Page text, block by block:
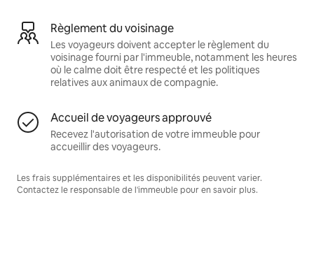
Règlement du voisinage
Les voyageurs doivent accepter le règlement du
voisinage fourni par l'immeuble, notamment les heures
où le calme doit être respecté et les politiques
relatives aux animaux de compagnie.
Accueil de voyageurs approuvé
Recevez l'autorisation de votre immeuble pour
accueillir des voyageurs.
Les frais supplémentaires et les disponibilités peuvent varier.
Contactez le responsable de l'immeuble pour en savoir plus.